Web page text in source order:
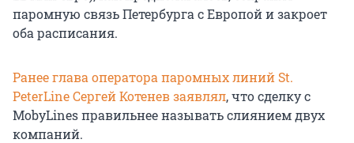
паромную связь Петербурга с Европой и закроет
оба расписания.
Ранее глава оператора паромных линий St.
PeterLine Сергей Котенев заявлял, что сделку с
MobyLines правильнее называть слиянием двух
компаний.